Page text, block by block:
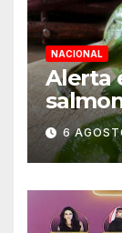
NACIONAL
Alerta
casos
6